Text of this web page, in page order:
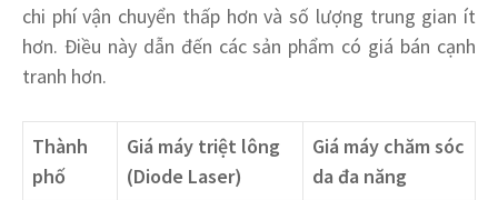
chi phí vận chuyển thấp hơn và số lượng trung gian ít
hơn. Điều này dẫn đến các sản phẩm có giá bán cạnh
tranh hơn.
Thành
phố
Giá máy triệt lông
(Diode Laser)
Giá máy chăm sóc
da đa năng